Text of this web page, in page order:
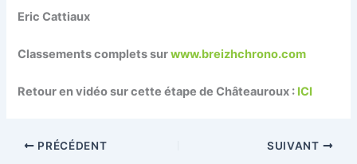
Eric Cattiaux
Classements complets surwww.breizhchrono.com
Retour en vidéo sur cette étape de Châteauroux : ICI
PRÉCÉDENT SUIVANT